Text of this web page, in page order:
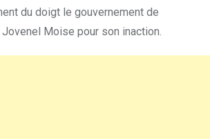
du doigt le gouvernement de
Moise pour son inaction.